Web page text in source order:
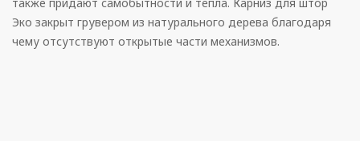
Эко закрыт грувером из натурального дерева благодаря
чему отсутствуют открытые части механизмов.